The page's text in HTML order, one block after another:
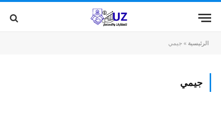
الرئيسية »جيمي
جيمي